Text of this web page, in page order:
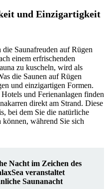
und Einzigartigkeit
die Saunafreuden auf Rügen
einem erfrischenden
zu kuscheln, wird als
die Saunen auf Rügen
und einzigartigen Formen.
und Ferienanlagen finden
direkt am Strand. Diese
bei dem Sie die natürliche
können, während Sie sich
Nacht im Zeichen des
veranstaltet
Saunanacht